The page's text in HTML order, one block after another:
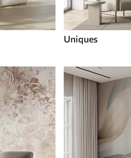
Uniques